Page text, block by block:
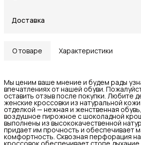
Доставка
О товаре Характеристики
Мы ценим ваше мнение и будем рады
впечатлениях от нашей обуви.
оставить отзыв после покупки. Любите
женские кроссовки из натуральной
отделкой — нежная и женственная
воздушное пирожное с шоколадной
выполнены из высококачественной
придает им прочность и обеспечивает
комфортность. Сквозная перфорация